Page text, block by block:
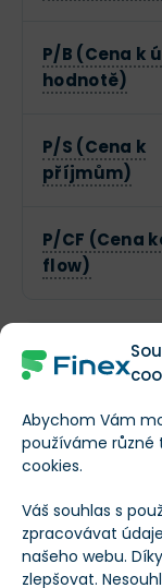
Abychom Vám
používáme různé
cookies.
Váš souhlas s
zpracovávat
našeho webu.
zlepšovat.
P/B (Cena k
hodnotě)
P/S (Cena k
příjmům)
P/CF (Cena
flow)
Dividenda na
Dividendový
52týdenní